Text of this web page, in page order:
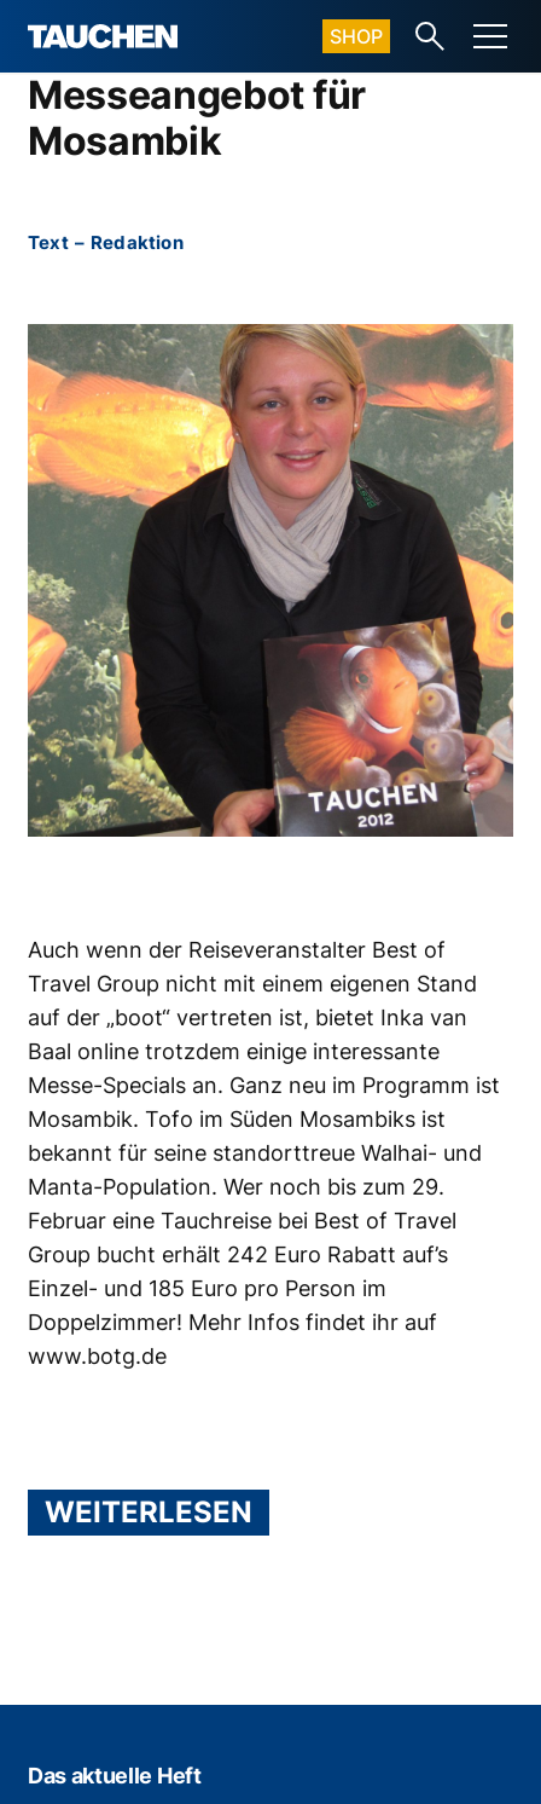
SHOP
Messeangebot für
Mosambik
Text – Redaktion
Auch wenn der Reiseveranstalter Best of
Travel Group nicht mit einem eigenen Stand
auf der „boot“ vertreten ist, bietet Inka van
Baal online trotzdem einige interessante
Messe-Specials an. Ganz neu im Programm ist
Mosambik. Tofo im Süden Mosambiks ist
bekannt für seine standorttreue Walhai- und
Manta-Population. Wer noch bis zum 29.
Februar eine Tauchreise bei Best of Travel
Group bucht erhält 242 Euro Rabatt auf’s
Einzel- und 185 Euro pro Person im
Doppelzimmer! Mehr Infos findet ihr auf
www.botg.de
WEITERLESEN
Das aktuelle Heft